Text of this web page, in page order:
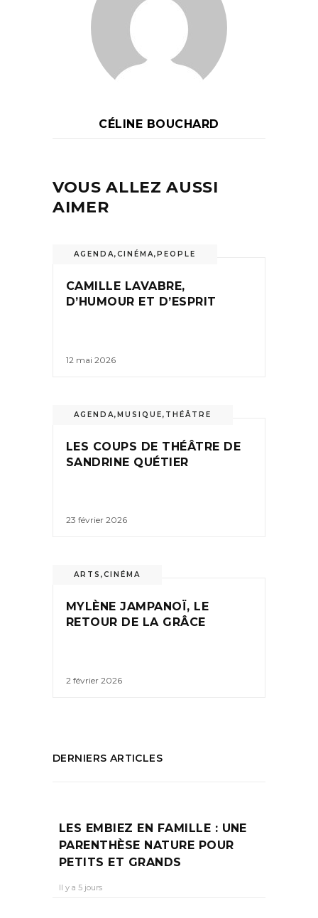
CÉLINE BOUCHARD
VOUS ALLEZ AUSSI
AIMER
AGENDA,CINÉMA, PEOPLE
CAMILLE LAVABRE,
D’HUMOUR ET D’ESPRIT
12 mai 2026
AGENDA,MUSIQUE, THÉÂTRE
LES COUPS DE THÉÂTRE DE
SANDRINE QUÉTIER
23 février 2026
ARTS ,CINÉMA
MYLÈNE JAMPANOÏ, LE
RETOUR DE LA GRÂCE
2 février 2026
DERNIERS ARTICLES
LES EMBIEZ EN FAMILLE : UNE
PARENTHÈSE NATURE POUR
PETITS ET GRANDS
Il y a 5 jours